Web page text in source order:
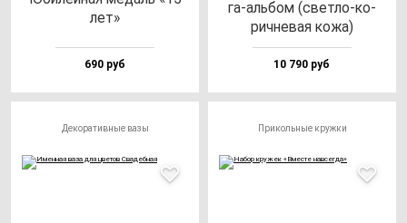
лет»
690 руб
га-аль­бом (свет­ло-ко­
рич­не­вая ко­жа)
10 790 руб
Декоративные вазы Прикольные кружки